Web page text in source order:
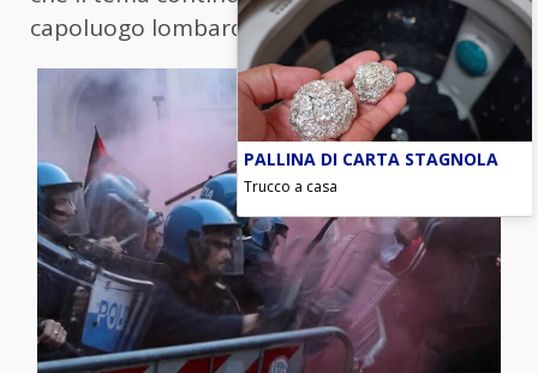
capoluogo lombardo.
PALLINA DI CARTA STAGNOLA
Trucco a casa